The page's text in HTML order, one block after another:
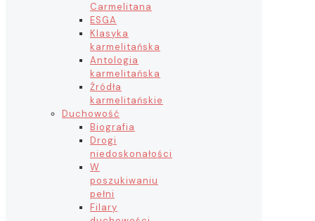
Carmelitana
ESGA
Klasyka
karmelitańska
Antologia
karmelitańska
Źródła
karmelitańskie
Duchowość
Biografia
Drogi
niedoskonałości
W
poszukiwaniu
pełni
Filary